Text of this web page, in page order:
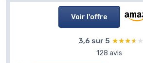
Voir l'offre
3,6 sur 5 ★★★★★
★★★★★
128 avis